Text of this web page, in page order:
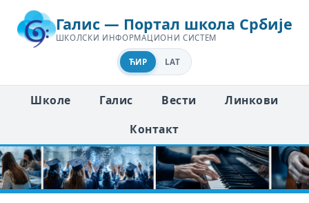
Галис — Портал школа Србије
ШКОЛСКИ ИНФОРМАЦИОНИ СИСТЕМ
ЋИР LAT
Школе Галис Вести
Линкови
Контакт